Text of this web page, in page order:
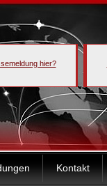
hier?
Kontakt